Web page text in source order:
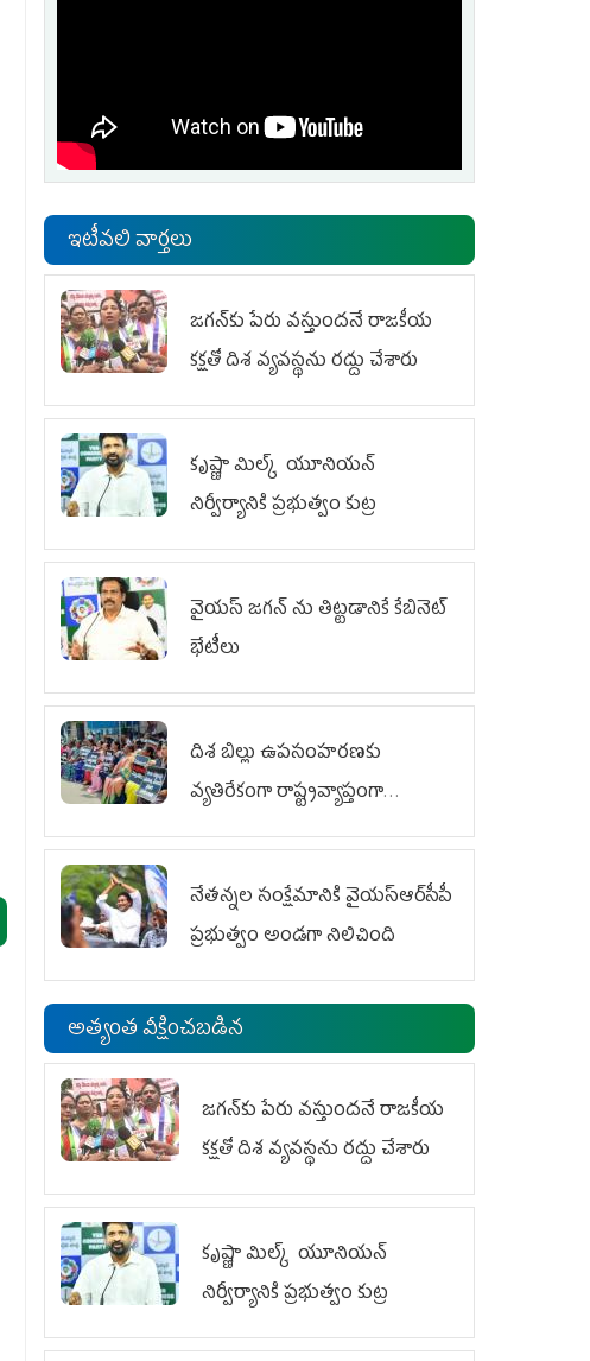
ఇటీవలి వార్తలు
జగన్‌కు పేరు వస్తుందనే రాజకీయ
కక్షతో దిశ వ్య‌వ‌స్థ‌ను రద్దు చేశారు
కృష్ణా మిల్క్‌ యూనియన్‌
నిర్వీర్యానికి ప్రభుత్వం కుట్ర
వైయ‌స్ జగన్‌ ను తిట్టడానికే కేబినెట్‌
భేటీలు
దిశ బిల్లు ఉపసంహరణకు
వ్యతిరేకంగా రాష్ట్రవ్యాప్తంగా
వైయ‌స్ఆర్‌సీపీ మహిళా విభాగం
నేతన్నల సంక్షేమానికి వైయ‌స్ఆర్‌సీపీ
ప్రభుత్వం అండగా నిలిచింది
అత్యంత వీక్షించబడిన
జగన్‌కు పేరు వస్తుందనే రాజకీయ
కక్షతో దిశ వ్య‌వ‌స్థ‌ను రద్దు చేశారు
కృష్ణా మిల్క్‌ యూనియన్‌
నిర్వీర్యానికి ప్రభుత్వం కుట్ర